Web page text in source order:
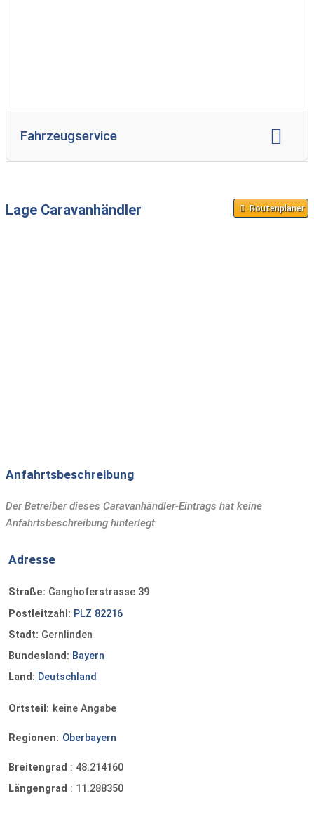
Fahrzeugservice
Lage Caravanhändler Routenplaner
Anfahrtsbeschreibung
Der Betreiber dieses Caravanhändler-Eintrags hat keine
Anfahrtsbeschreibung hinterlegt.
Adresse
Straße: Ganghoferstrasse 39
Postleitzahl: PLZ 82216
Stadt: Gernlinden
Bundesland: Bayern
Land: Deutschland
Ortsteil: keine Angabe
Regionen: Oberbayern
Breitengrad : 48.214160
Längengrad : 11.288350